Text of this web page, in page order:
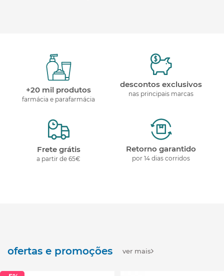
+20 mil produtos
farmácia e parafarmácia
descontos exclusivos
nas principais marcas
Frete grátis
a partir de 65€
Retorno garantido
por 14 dias corridos
ofertas e promoções ver mais